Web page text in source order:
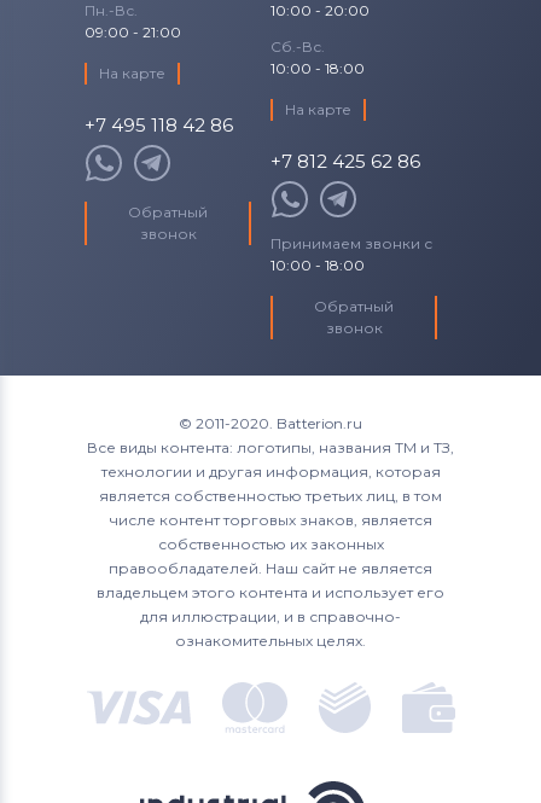
Пн.-Вс.
09:00 - 21:00
На карте
+7 495 118 42 86
Обратный
звонок
10:00 - 20:00
Сб.-Вс.
10:00 - 18:00
На карте
+7 812 425 62 86
Принимаем звонки с
10:00 - 18:00
Обратный
звонок
© 2011-2020. Batterion.ru
Все виды контента: логотипы, названия ТМ и ТЗ,
технологии и другая информация, которая
является собственностью третьих лиц, в том
числе контент торговых знаков, является
собственностью их законных
правообладателей. Наш сайт не является
владельцем этого контента и использует его
для иллюстрации, и в справочно-
ознакомительных целях.